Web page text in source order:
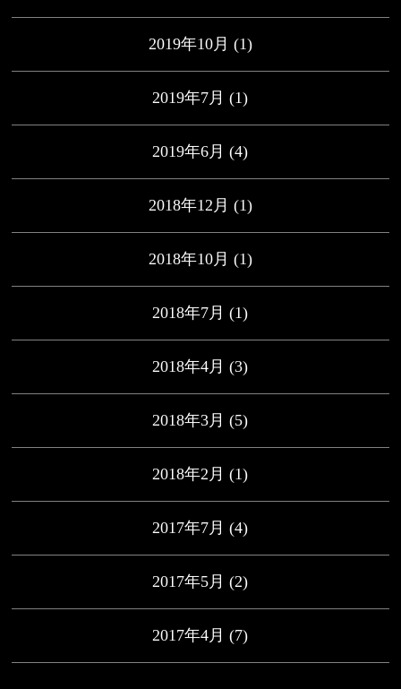
2019年10月 (1)
2019年7月 (1)
2019年6月 (4)
2018年12月 (1)
2018年10月 (1)
2018年7月 (1)
2018年4月 (3)
2018年3月 (5)
2018年2月 (1)
2017年7月 (4)
2017年5月 (2)
2017年4月 (7)